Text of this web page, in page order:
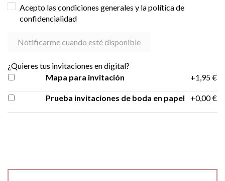
Acepto las condiciones generales y la política de
confidencialidad
¿Quieres tus invitaciones en digital?
Mapa para invitación
+1,95 €
Prueba invitaciones de boda en papel +0,00 €